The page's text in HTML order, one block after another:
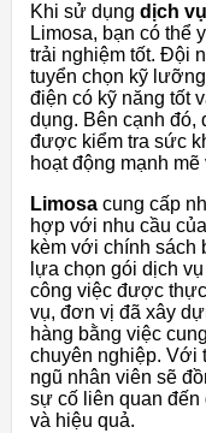
Khi sử dụng dịch
Limosa, bạn có thể
trải nghiệm tốt. Đội
tuyển chọn kỹ
điện có kỹ năng tốt
dụng. Bên cạnh đó,
được kiểm tra sức
hoạt động mạnh mẽ
Limosa cung cấp
hợp với nhu cầu
kèm với chính sách
lựa chọn gói dịch
công việc được
vụ, đơn vị đã xây
hàng bằng việc
chuyên nghiệp. Với
ngũ nhân viên sẽ
sự cố liên quan
và hiệu quả.